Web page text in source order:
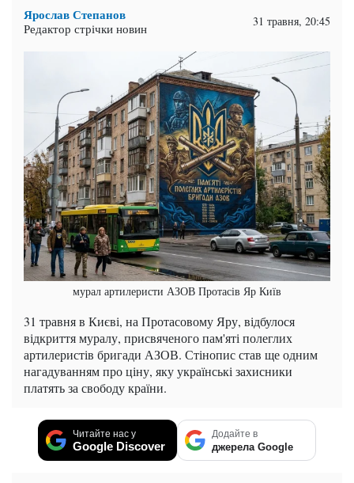
Ярослав Степанов
Редактор стрічки новин 31 травня, 20:45
мурал артилеристи АЗОВ Протасів Яр Київ
31 травня в Києві, на Протасовому Яру, відбулося
відкриття муралу, присвяченого пам'яті полеглих
артилеристів бригади АЗОВ. Стінопис став ще одним
нагадуванням про ціну, яку українські захисники
платять за свободу країни.
Читайте нас у
Google Discover
Додайте в
джерела Google